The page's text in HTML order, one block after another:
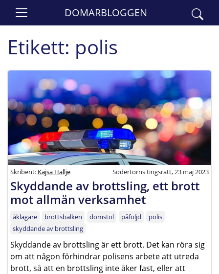
DOMARBLOGGEN
Etikett: polis
Skribent: Kajsa Hällje Södertörns tingsrätt, 23 maj 2023
Skyddande av brottsling, ett brott
mot allmän verksamhet
åklagare brottsbalken domstol påföljd
polis
skyddande av brottsling
Skyddande av brottsling är ett brott. Det kan röra sig
om att någon förhindrar polisens arbete att utreda
brott, så att en brottsling inte åker fast, eller att